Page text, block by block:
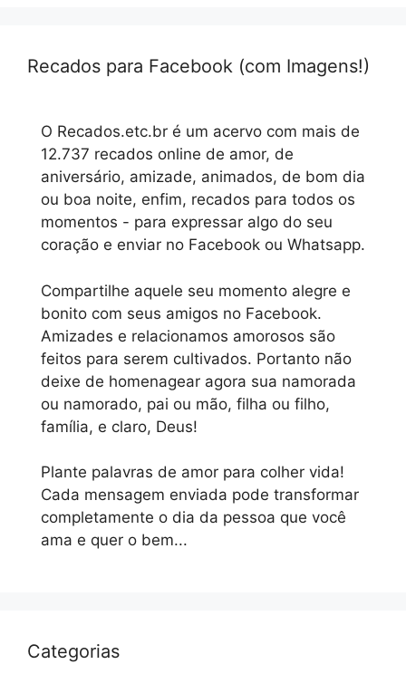
Recados para Facebook (com Imagens!)
O Recados.etc.br é um acervo com mais de
12.737 recados online de amor, de
aniversário, amizade, animados, de bom dia
ou boa noite, enfim, recados para todos os
momentos - para expressar algo do seu
coração e enviar no Facebook ou Whatsapp.
Compartilhe aquele seu momento alegre e
bonito com seus amigos no Facebook.
Amizades e relacionamos amorosos são
feitos para serem cultivados. Portanto não
deixe de homenagear agora sua namorada
ou namorado, pai ou mão, filha ou filho,
família, e claro, Deus!
Plante palavras de amor para colher vida!
Cada mensagem enviada pode transformar
completamente o dia da pessoa que você
ama e quer o bem...
Categorias